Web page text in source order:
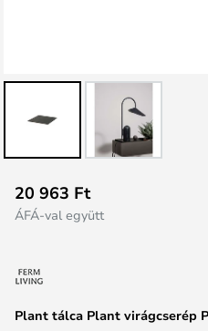
képgaléria
Plant tálca Plant virágcserép
20 963 Ft
ÁFÁ-val együtt